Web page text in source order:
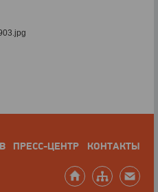
ПРЕСС-ЦЕНТР КОНТАКТЫ